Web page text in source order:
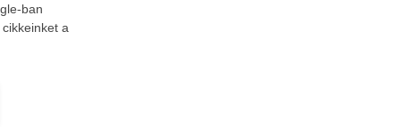
ban
a